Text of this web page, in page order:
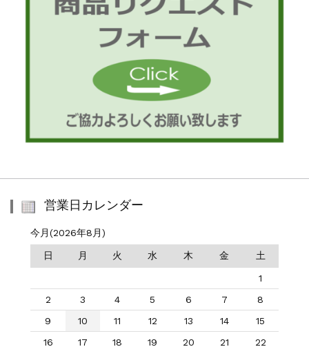
営業日カレンダー
今月(2026年8月)
日 月 火 水 木 金 土
1
2
3 4 5 6 7
8
9
10 11 12 13 14
15
16
17 18 19 20 21
22